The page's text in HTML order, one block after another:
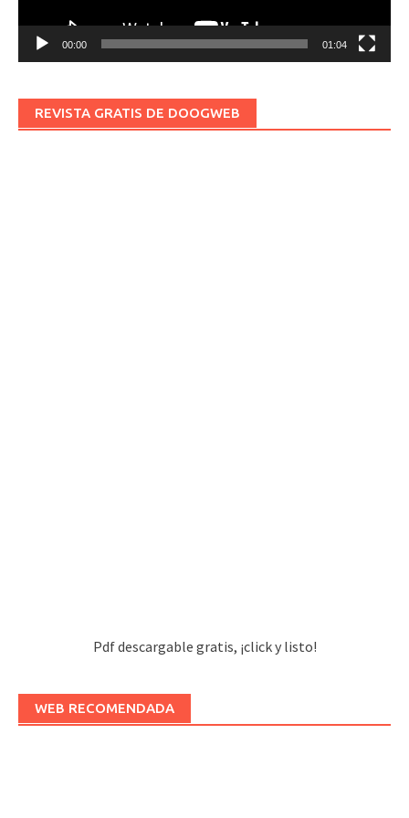
00:00 01:04
REVISTA GRATIS DE DOOGWEB
Pdf descargable gratis, ¡click y listo!
WEB RECOMENDADA